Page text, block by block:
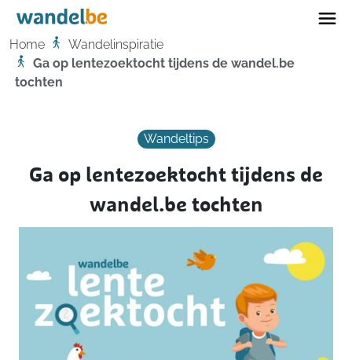
Home
Home
Wandelinspiratie
Ga op lentezoektocht tijdens de wandel.be
tochten
Wandeltips
Ga op lentezoektocht tijdens de
wandel.be tochten